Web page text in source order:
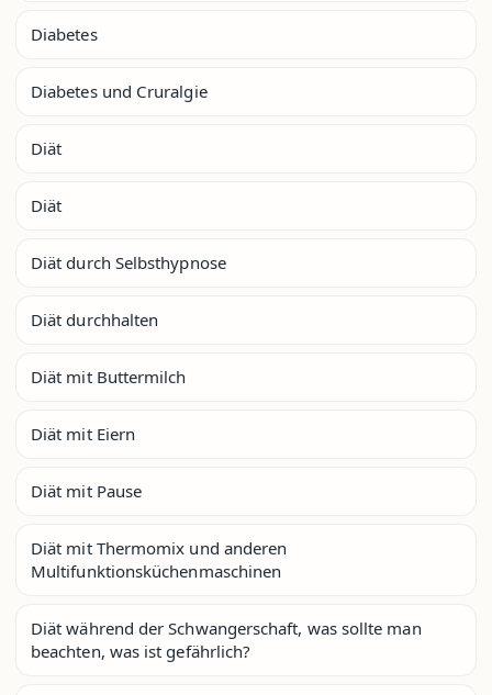
Diabetes
Diabetes und Cruralgie
Diät
Diät
Diät durch Selbsthypnose
Diät durchhalten
Diät mit Buttermilch
Diät mit Eiern
Diät mit Pause
Diät mit Thermomix und anderen
Multifunktionsküchenmaschinen
Diät während der Schwangerschaft, was sollte man
beachten, was ist gefährlich?